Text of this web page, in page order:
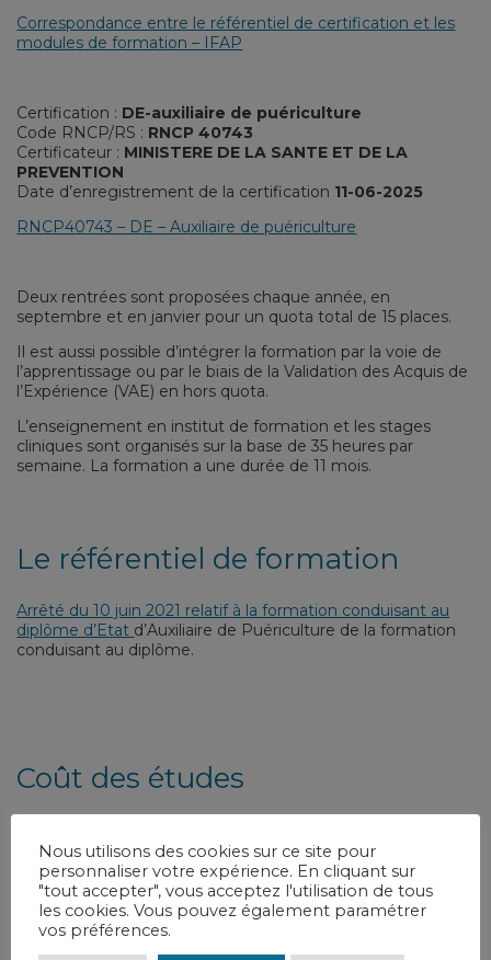
Correspondance entre le référentiel de certification et les
modules de formation – IFAP
Certification : DE-auxiliaire de puériculture
Code RNCP/RS : RNCP 40743
Certificateur : MINISTERE DE LA SANTE ET DE LA
PREVENTION
Date d’enregistrement de la certification 11-06-2025
RNCP40743 – DE – Auxiliaire de puériculture
Deux rentrées sont proposées chaque année, en
septembre et en janvier pour un quota total de 15 places.
Il est aussi possible d’intégrer la formation par la voie de
l’apprentissage ou par le biais de la Validation des Acquis de
l’Expérience (VAE) en hors quota.
L’enseignement en institut de formation et les stages
cliniques sont organisés sur la base de 35 heures par
semaine. La formation a une durée de 11 mois.
Le référentiel de formation
Arrêté du 10 juin 2021 relatif à la formation conduisant au
diplôme d’Etat d’Auxiliaire de Puériculture de la formation
conduisant au diplôme.
Coût des études
Coût annuel de formation de6200 €(coût 2025-
2026 pour un cursus complet de formation) pris en
charge le plus souvent par le Conseil Régional du
Grand Est sous certaines conditions (Cf Rubrique Vie
Nous utilisons des cookies sur ce site pour
personnaliser votre expérience. En cliquant sur
"tout accepter", vous acceptez l'utilisation de tous
les cookies. Vous pouvez également paramétrer
vos préférences.